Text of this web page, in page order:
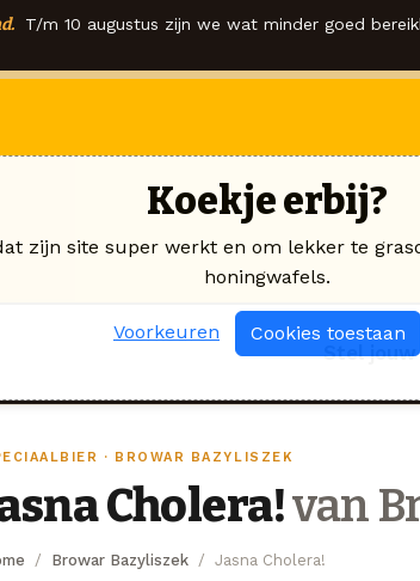
T/m 10 augustus zijn we wat minder goed
Stel jouw
· BROWAR BAZYLISZEK
Cholera!van
Browar Bazyliszek Jasna Cholera!
Koekje erbij?
zijn site super werkt en om lekker te
honingwafels.
Voorkeuren Cookies toestaan